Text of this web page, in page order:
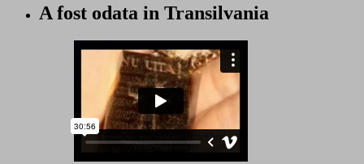
A fost odata in Transilvania